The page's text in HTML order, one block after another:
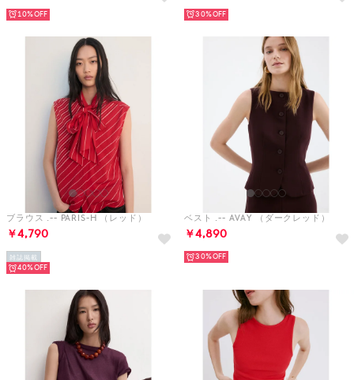
10% 30%
ブラウス .-- PARIS-H （レッド）
￥4,790
雑誌掲載
40%
ベスト .-- AVAY （ダークレッド）
￥4,890
30%